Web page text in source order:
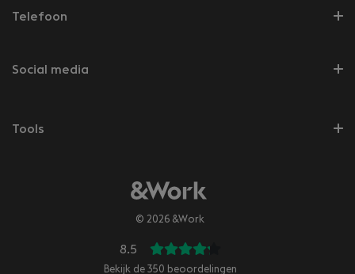
Telefoon
Social media
Tools
© 2026 &Work
8.5
Bekijk de 350 beoordelingen